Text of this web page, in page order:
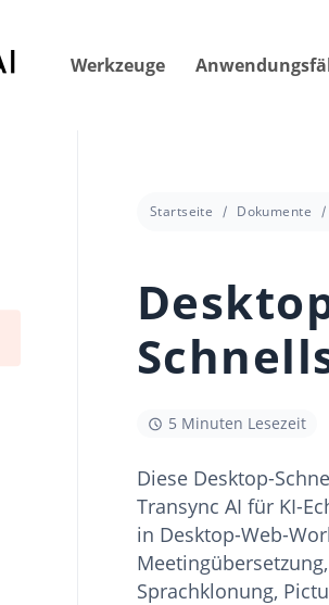
Werkzeuge
Startseite Dokumente
5 Minuten Lesezeit
Diese Desktop-
Transync AI für KI-
in Desktop-Web-
Sprachklonung,